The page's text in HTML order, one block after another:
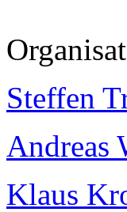
Steffen
Andreas
Klaus